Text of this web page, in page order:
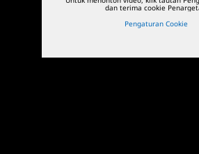
dan terima cookie
Pengaturan Cookie